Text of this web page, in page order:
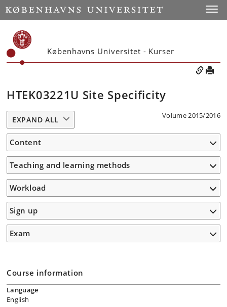
Københavns Universitet - Kurser
HTEK03221U Site Specificity
Volume 2015/2016
EXPAND ALL
Content
Teaching and learning methods
Workload
Sign up
Exam
Course information
Language
English